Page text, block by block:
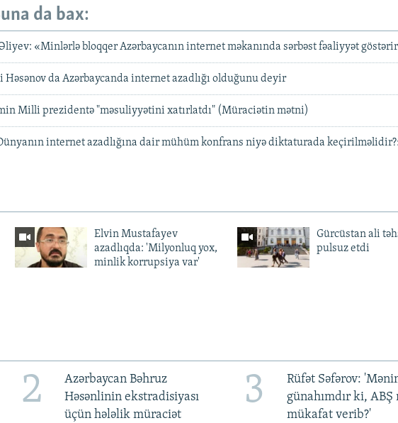
da bax:
«Minlərlə bloqqer Azərbaycanın internet məkanında sərbəst fəaliyyət
Həsənov da Azərbaycanda internet azadlığı olduğunu deyir
Milli prezidentə "məsuliyyətini xatırlatdı" (Müraciətin mətni)
internet azadlığına dair mühüm konfrans niyə diktaturada
Elvin Mustafayev
azadlıqda: 'Milyonluq yox,
minlik korrupsiya var'
Gürcüstan ali
pulsuz etdi
2
Azərbaycan Bəhruz
Həsənlinin ekstradisiyası
üçün hələlik müraciət
3
Rüfət Səfərov:
günahımdır ki, ABŞ
mükafat verib?'